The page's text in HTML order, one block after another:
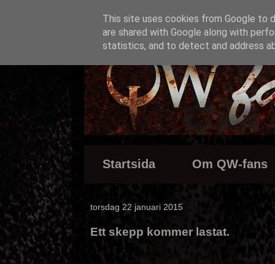
Startsida Om QW-fans
torsdag 22 januari 2015
Ett skepp kommer lastat.
This site uses cookies from Google to
are shared with Google along with
statistics, and to detect and address